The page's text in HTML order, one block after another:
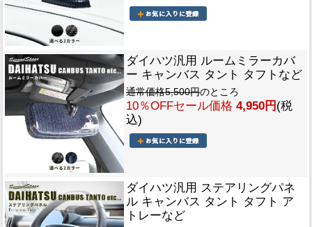
ダイハツ汎用 ルームミラーカバ
ー キャンバス タント タフトなど
通常価格5,500円のところ
10％OFFセール価格 4,950円 (税
込)
ダイハツ汎用 ステアリングパネ
ル キャンバス タント タフト ア
トレーなど